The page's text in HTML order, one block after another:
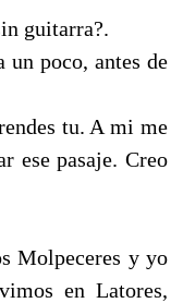
guitarra?.
un poco, antes de
tu. A mi me
ese pasaje. Creo
Molpeceres y yo
en Latores,